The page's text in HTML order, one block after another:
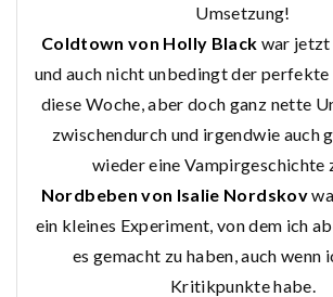
Umsetzung!
Coldtown von Holly Black war
und auch nicht unbedingt der
diese Woche, aber doch ganz nette
zwischendurch und irgendwie auch
wieder eine Vampirgeschichte
Nordbeben von Isalie Nordskov
ein kleines Experiment, von dem ich
es gemacht zu haben, auch wenn
Kritikpunkte habe.